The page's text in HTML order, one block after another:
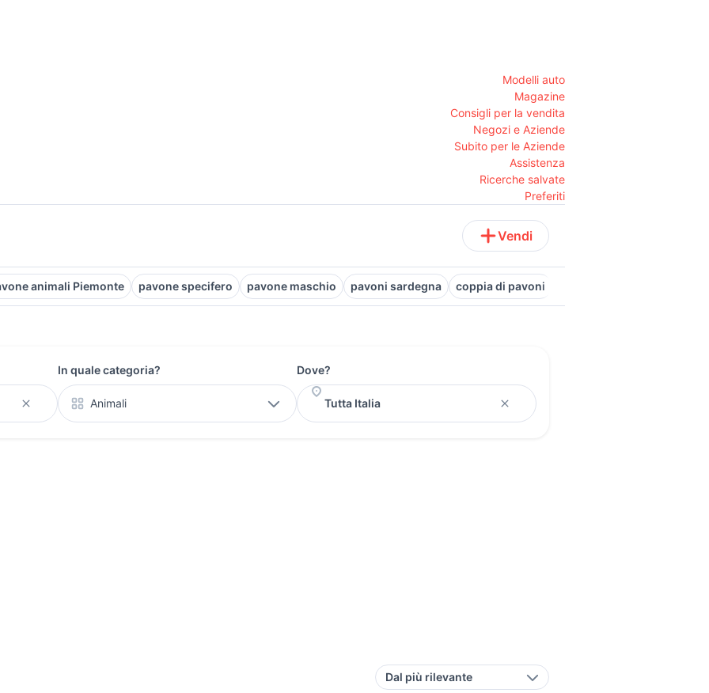
Modelli auto
Magazine
Consigli per la vendita
Negozi e Aziende
Subito per le Aziende
Assistenza
Ricerche salvate
Preferiti
Vendi
animali Piemonte pavone specifero pavone maschio pavoni sardegna coppia di pavoni
In quale categoria?
Animali
Dove?
Dal più rilevante